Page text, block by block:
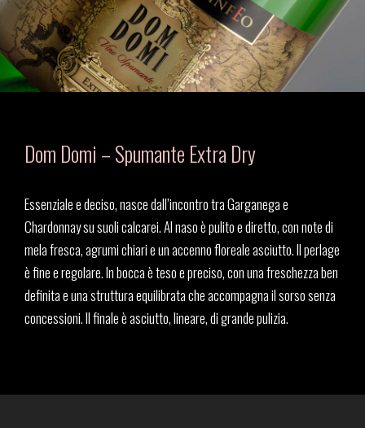
Dom Domi – Spumante Extra Dry
Essenziale e deciso, nasce dall’incontro tra Garganega e
Chardonnay su suoli calcarei. Al naso è pulito e diretto, con note di
mela fresca, agrumi chiari e un accenno floreale asciutto. Il perlage
è fine e regolare. In bocca è teso e preciso, con una freschezza ben
definita e una struttura equilibrata che accompagna il sorso senza
concessioni. Il finale è asciutto, lineare, di grande pulizia.